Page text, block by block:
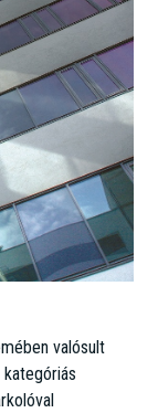
valósult